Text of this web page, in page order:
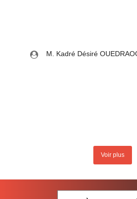
M. Kadré Désiré
Voir plus